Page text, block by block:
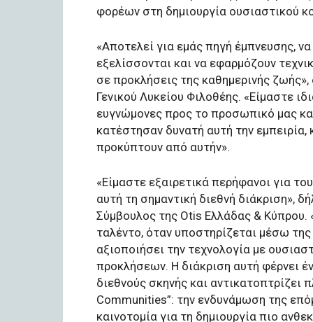
φορέων στη δημιουργία ουσιαστικού
«Αποτελεί για εμάς πηγή έμπνευσης,
εξελίσσονται και να εφαρμόζουν
σε προκλήσεις της καθημερινής
Γενικού Λυκείου Φιλοθέης. «Είμαστε
ευγνώμονες προς το προσωπικό μας
κατέστησαν δυνατή αυτή την εμπειρία,
προκύπτουν από αυτήν».
«Είμαστε εξαιρετικά περήφανοι για
αυτή τη σημαντική διεθνή διάκριση»,
Σύμβουλος της Otis Ελλάδας & Κύπρου.
ταλέντο, όταν υποστηρίζεται μέσω
αξιοποιήσει την τεχνολογία με
προκλήσεων. Η διάκριση αυτή φέρνει
διεθνούς σκηνής και
Communities”: την ενδυνάμωση της
καινοτομία για τη δημιουργία πιο